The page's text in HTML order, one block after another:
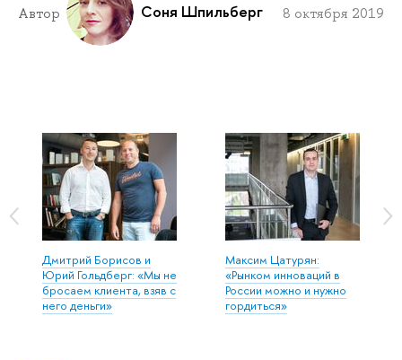
Автор Соня Шпильберг 8 октября 2019
Дмитрий Борисов и
Юрий Гольдберг: «Мы не
бросаем клиента, взяв с
него деньги»
Максим Цатурян:
«Рынком инноваций в
России можно и нужно
гордиться»